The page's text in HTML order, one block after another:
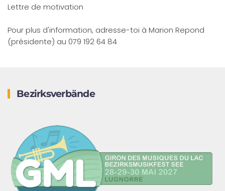
Lettre de motivation
Pour plus d'information, adresse-toi à Marion Repond
(présidente) au 079 192 64 84
Bezirksverbände